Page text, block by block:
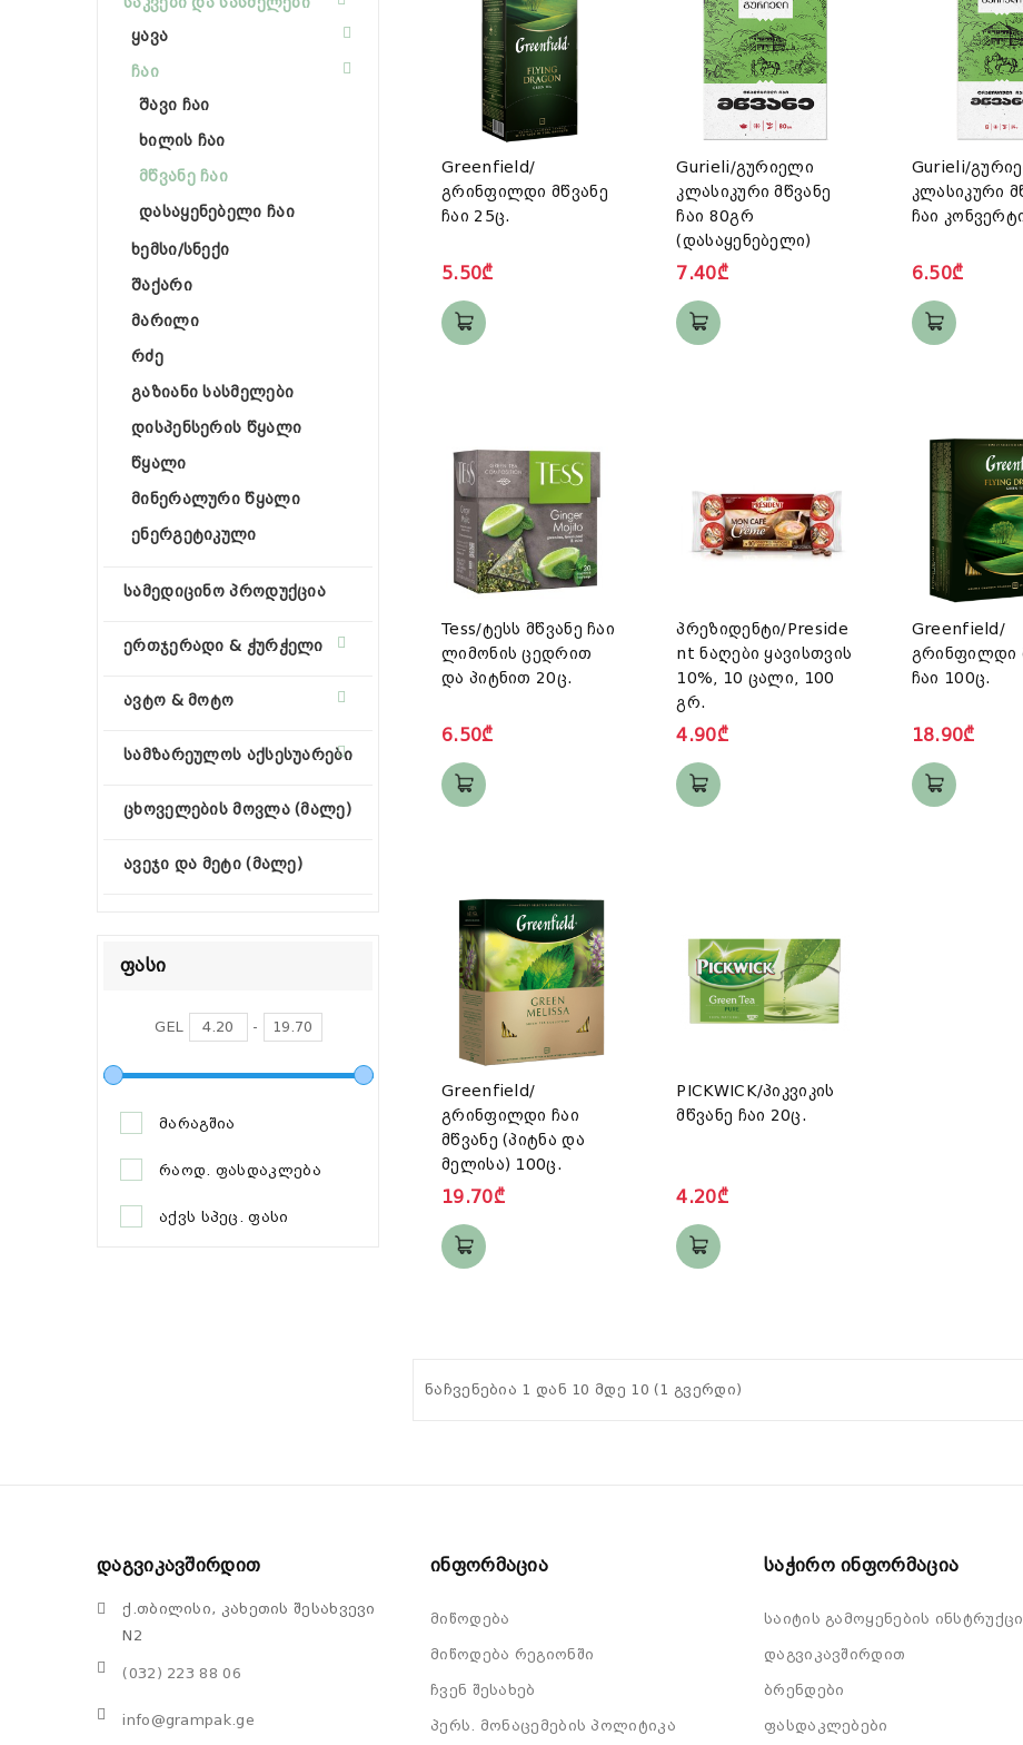
ყავა
ჩაი
შავი ჩაი
ხილის ჩაი
მწვანე ჩაი
დასაყენებელი ჩაი
ხემსი/სნექი
შაქარი
მარილი
რძე
გაზიანი სასმელები
დისპენსერის წყალი
წყალი
მინერალური წყალი
ენერგეტიკული
სამედიცინო პროდუქცია
ერთჯერადი & ჭურჭელი
ავტო & მოტო
სამზარეულოს აქსესუარები
ცხოველების მოვლა (მალე)
ავეჯი და მეტი (მალე)
Ფასი
GEL -
მარაგშია
რაოდ. ფასდაკლება
აქვს სპეც. ფასი
Greenfield/
გრინფილდი მწვანე
ჩაი 25ც.
5.50₾
Gurieli/გურიელი
კლასიკური მწვანე
ჩაი 80გრ
(დასაყენებელი)
7.40₾
Gurieli/
კლასიკური
ჩაი
6.50₾
Tess/ტესს მწვანე ჩაი
ლიმონის ცედრით
და პიტნით 20ც.
6.50₾
პრეზიდენტი/Preside
nt ნაღები ყავისთვის
10%, 10 ცალი, 100
გრ.
4.90₾
Greenfield/
გრინფილდი
ჩაი 100ც.
18.90₾
Greenfield/
გრინფილდი ჩაი
მწვანე (პიტნა და
მელისა) 100ც.
19.70₾
PICKWICK/პიკვიკის
მწვანე ჩაი 20ც.
4.20₾
ნაჩვენებია 1 დან 10 მდე 10 (1 გვერდი)
Დაგვიკავშირდით
ქ.თბილისი, კახეთის შესახვევი
N2
(032) 223 88 06
info@grampak.ge
Ინფორმაცია
მიწოდება
მიწოდება რეგიონში
ჩვენ შესახებ
პერს. მონაცემების პოლიტიკა
Საჭირო Ინფორმაცია
საიტის გამოყენების
დაგვიკავშირდით
ბრენდები
ფასდაკლებები